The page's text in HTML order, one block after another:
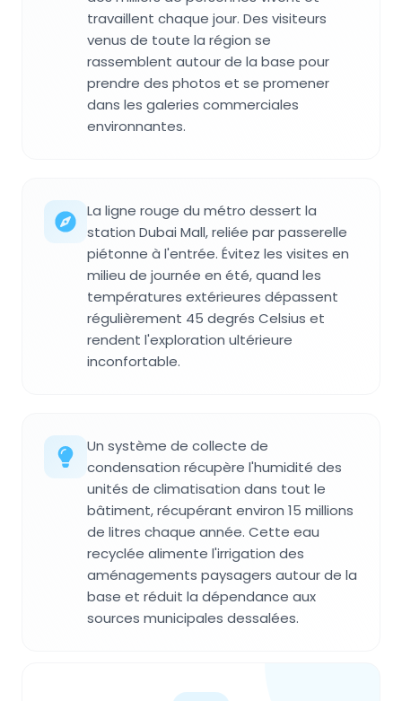
travaillent chaque jour. Des visiteurs
venus de toute la région se
rassemblent autour de la base pour
prendre des photos et se promener
dans les galeries commerciales
environnantes.
La ligne rouge du métro dessert la
station Dubai Mall, reliée par passerelle
piétonne à l'entrée. Évitez les visites en
milieu de journée en été, quand les
températures extérieures dépassent
régulièrement 45 degrés Celsius et
rendent l'exploration ultérieure
inconfortable.
Un système de collecte de
condensation récupère l'humidité des
unités de climatisation dans tout le
bâtiment, récupérant environ 15 millions
de litres chaque année. Cette eau
recyclée alimente l'irrigation des
aménagements paysagers autour de la
base et réduit la dépendance aux
sources municipales dessalées.